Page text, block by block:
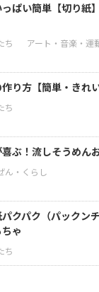
っぱい簡単【切り紙
り方【簡単・きれ
ぶ！流しそうめん
パクパク（パックン
ゃ